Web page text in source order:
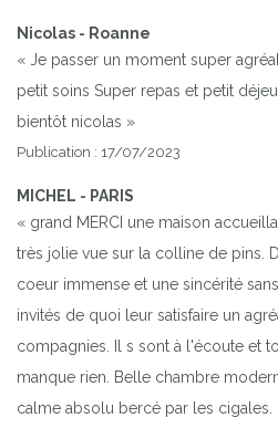
Nicolas - Roanne
« Je passer un moment super
petit soins Super repas et petit
bientôt nicolas »
Publication : 17/07/2023
MICHEL - PARIS
« grand MERCI une maison
très jolie vue sur la colline de pins.
coeur immense et une sincérité
invités de quoi leur satisfaire un
compagnies. Il s sont à l'écoute et
manque rien. Belle chambre
calme absolu bercé par les cigales.